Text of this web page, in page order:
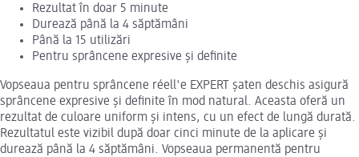
Rezultat în doar 5 minute
Durează până la 4 săptămâni
Până la 15 utilizări
Pentru sprâncene expresive și definite
Vopseaua pentru sprâncene réell'e EXPERT șaten deschis asigură
sprâncene expresive și definite în mod natural. Aceasta oferă un
rezultat de culoare uniform și intens, cu un efect de lungă durată.
Rezultatul este vizibil după doar cinci minute de la aplicare și
durează până la 4 săptămâni. Vopseaua permanentă pentru